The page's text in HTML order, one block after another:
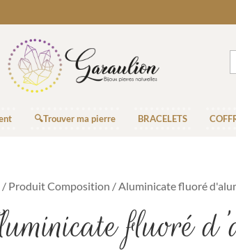
🔍Trouver ma pierre BRACELETS
/ Produit Composition / Aluminicate fluoré
fluoré